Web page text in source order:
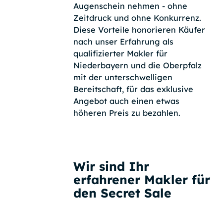
Augenschein nehmen - ohne
Zeitdruck und ohne Konkurrenz.
Diese Vorteile honorieren Käufer
nach unser Erfahrung als
qualifizierter Makler für
Niederbayern und die Oberpfalz
mit der unterschwelligen
Bereitschaft, für das exklusive
Angebot auch einen etwas
höheren Preis zu bezahlen.
Wir sind Ihr
erfahrener Makler für
den Secret Sale